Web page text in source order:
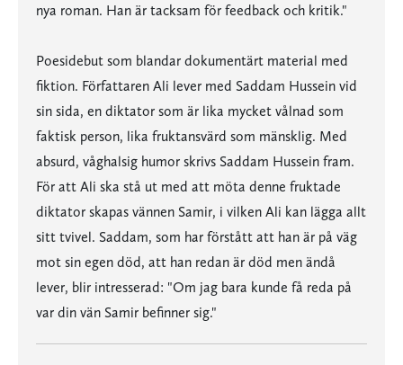
nya roman. Han är tacksam för feedback och kritik."
Poesidebut som blandar dokumentärt material med
fiktion. Författaren Ali lever med Saddam Hussein vid
sin sida, en diktator som är lika mycket vålnad som
faktisk person, lika fruktansvärd som mänsklig. Med
absurd, våghalsig humor skrivs Saddam Hussein fram.
För att Ali ska stå ut med att möta denne fruktade
diktator skapas vännen Samir, i vilken Ali kan lägga allt
sitt tvivel. Saddam, som har förstått att han är på väg
mot sin egen död, att han redan är död men ändå
lever, blir intresserad: "Om jag bara kunde få reda på
var din vän Samir befinner sig."